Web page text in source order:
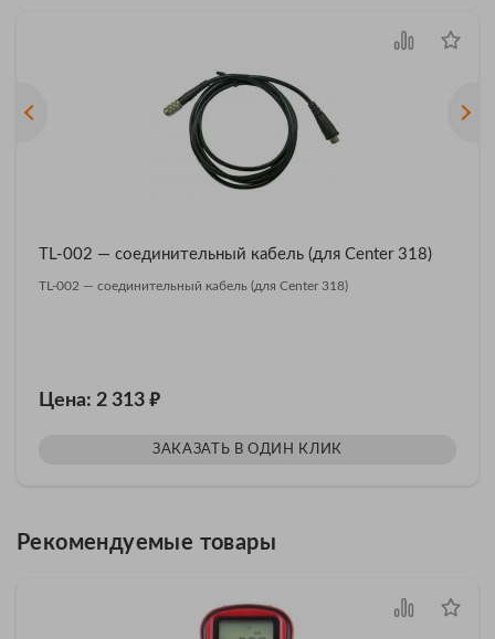
TL-002 — соединительный кабель (для Center 318)
TL-002 — соединительный кабель (для Center 318)
Цена: 2 313 ₽
ЗАКАЗАТЬ В ОДИН КЛИК
Рекомендуемые товары